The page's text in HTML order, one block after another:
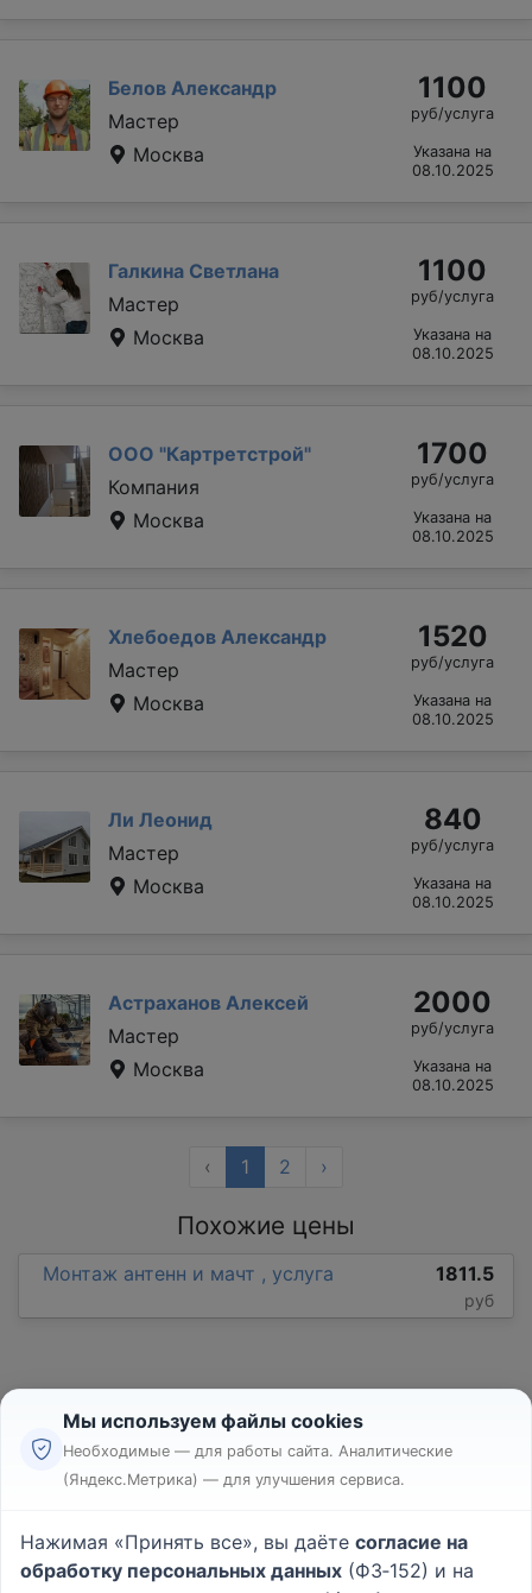
Белов Александр
Мастер
Москва
1100
руб/услуга
Указана на
08.10.2025
Галкина Светлана
Мастер
Москва
1100
руб/услуга
Указана на
08.10.2025
ООО "Картретстрой"
Компания
Москва
1700
руб/услуга
Указана на
08.10.2025
Хлебоедов Александр
Мастер
Москва
1520
руб/услуга
Указана на
08.10.2025
Ли Леонид
Мастер
Москва
840
руб/услуга
Указана на
08.10.2025
Астраханов Алексей
Мастер
Москва
2000
руб/услуга
Указана на
08.10.2025
‹ 1 2 ›
Похожие цены
Монтаж антенн и мачт , услуга 1811.5
руб
Реклама
Пользовательское соглашение
Политика конфиденциальности
Мы используем файлы cookies
Необходимые — для работы сайта. Аналитические
(Яндекс.Метрика) — для улучшения сервиса.
Нажимая «Принять все», вы даёте согласие на
обработку персональных данных (ФЗ‑152) и на